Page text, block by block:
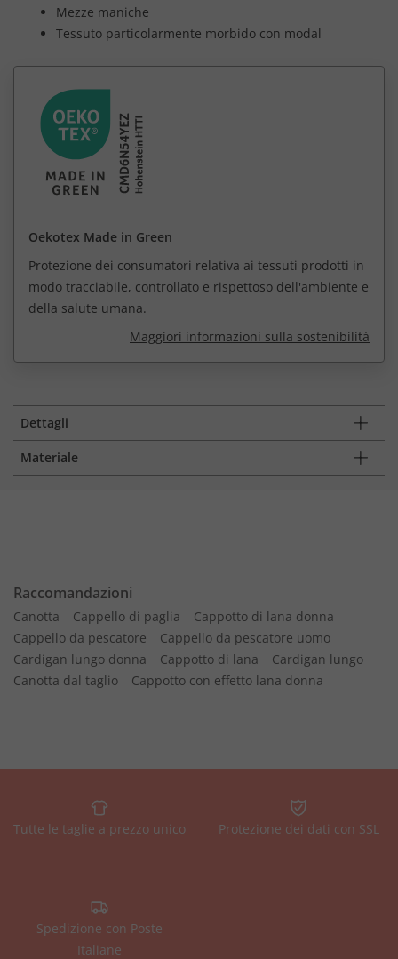
Mezze maniche
Tessuto particolarmente morbido con modal
Oekotex Made in Green
Protezione dei consumatori relativa ai tessuti prodotti in
modo tracciabile, controllato e rispettoso dell'ambiente e
della salute umana.
Maggiori informazioni sulla sostenibilità
Dettagli
Materiale
Raccomandazioni
Canotta Cappello di paglia
Cappotto di lana donna
Cappello da pescatore
Cappello da pescatore uomo
Cardigan lungo donna
Cappotto di lana
Cardigan lungo
Canotta dal taglio
Cappotto con effetto lana donna
Tutte le taglie a prezzo unico Protezione dei dati con SSL
Spedizione con Poste
Italiane